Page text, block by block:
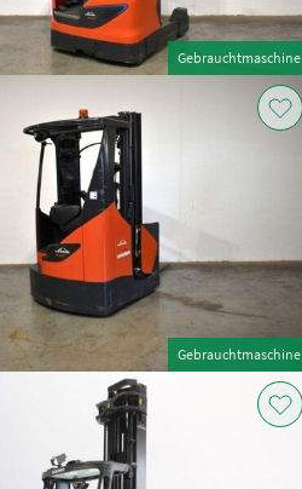
Gebrauchtmaschine
Gebrauchtmaschine